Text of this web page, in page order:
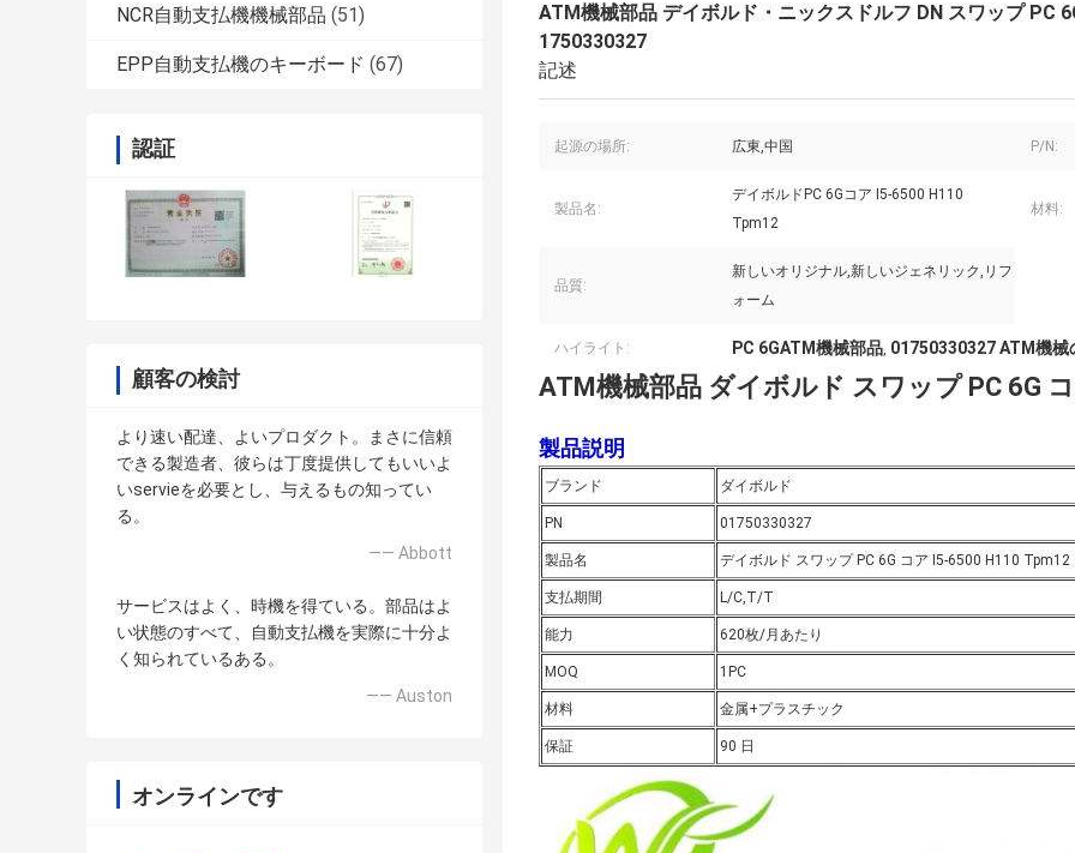
NCR自動支払機機械部品 (51)
EPP自動支払機のキーボード (67)
認証
顧客の検討
より速い配達、よいプロダクト。まさに信頼
できる製造者、彼らは丁度提供してもいいよ
いservieを必要とし、与えるもの知ってい
る。
—— Abbott
サービスはよく、時機を得ている。部品はよ
い状態のすべて、自動支払機を実際に十分よ
く知られているある。
—— Auston
オンラインです
ATM機械部品 デイボルド・ニックスドルフ DN スワップ PC
1750330327
記述
起源の場所: 広東,中国 P/N:
製品名:
デイボルドPC 6Gコア I5-6500 H110
Tpm12
材料:
品質:
新しいオリジナル,新しいジェネリック,リフ
ォーム
ハイライト: PC 6GATM機械部品, 01750330327 ATM機械
ATM機械部品 ダイボルド スワップ PC 6G
製品説明
ブランド ダイボルド
PN 01750330327
製品名 デイボルド スワップ PC 6G コア I5-6500 H110 Tpm12
支払期間 L/C,T/T
能力 620枚/月あたり
MOQ 1PC
材料 金属+プラスチック
保証 90 日